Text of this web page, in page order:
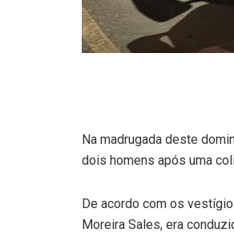
Na madrugada deste
dois homens após uma
De acordo com os
Moreira Sales, era